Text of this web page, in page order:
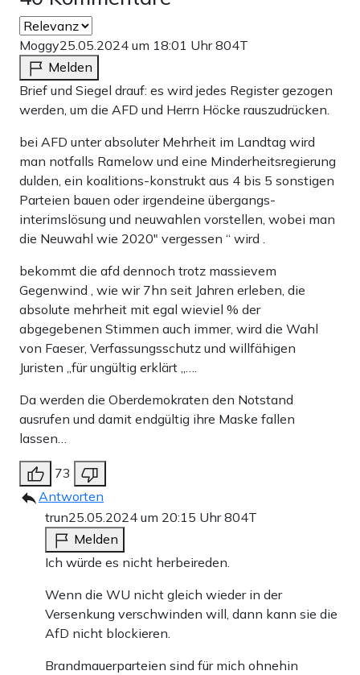
Moggy25.05.2024 um 18:01 Uhr804T
Melden
Brief und Siegel drauf: es wird jedes Register gezogen
werden, um die AFD und Herrn Höcke rauszudrücken.
bei AFD unter absoluter Mehrheit im Landtag wird
man notfalls Ramelow und eine Minderheitsregierung
dulden, ein koalitions-konstrukt aus 4 bis 5 sonstigen
Parteien bauen oder irgendeine übergangs-
interimslösung und neuwahlen vorstellen, wobei man
die Neuwahl wie 2020″ vergessen “ wird .
bekommt die afd dennoch trotz massievem
Gegenwind , wie wir 7hn seit Jahren erleben, die
absolute mehrheit mit egal wieviel % der
abgegebenen Stimmen auch immer, wird die Wahl
von Faeser, Verfassungsschutz und willfähigen
Juristen „für ungültig erklärt „….
Da werden die Oberdemokraten den Notstand
ausrufen und damit endgültig ihre Maske fallen
lassen…
73
Antworten
trun25.05.2024 um 20:15 Uhr804T
Melden
Ich würde es nicht herbeireden.
Wenn die WU nicht gleich wieder in der
Versenkung verschwinden will, dann kann sie die
AfD nicht blockieren.
Brandmauerparteien sind für mich ohnehin